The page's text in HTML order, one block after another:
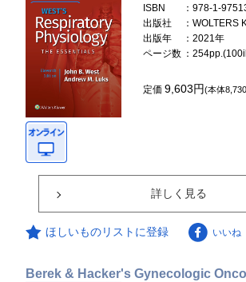
ISBN
：978-1-
出版社
：WOLTERS
出版年
：2021年
ページ数 ：
定価9,603円(本体
詳しく見る
ほしいものリストに登録 いいね
Berek & Hacker's Gynecologic